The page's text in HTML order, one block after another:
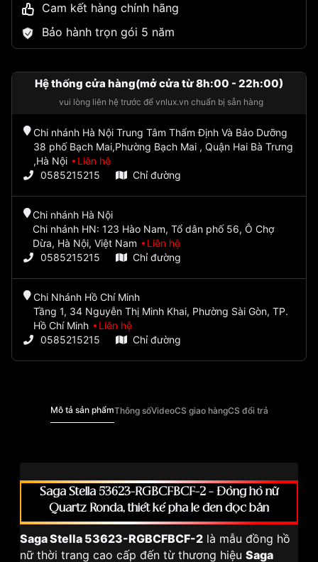
Cam kết hàng chính hãng
Bảo hành trọn gói 5 năm
Hệ thống cửa hàng(mở cửa từ 8h:00 - 22h:00)
vui lòng liên hệ trước để vnlux.vn chuẩn bị sẵn hàng
Chi nhánh Hà Nội Trung Tâm Thẩm Định Và Bảo Dưỡng
38 phố Bạch Mai,Phường Bạch Mai , Quận Hai Bà Trưng
,Hà Nội
Liên hệ
0585215215
Chỉ đường
Chi nhánh Hà Nội
Chi nhánh HN: 123 Hào Nam, Tổ dân phố 56, Ô Chợ
Dừa, Hà Nội, Việt Nam
Liên hệ
0585215215
Chỉ đường
Chi Nhánh Hồ Chí Minh
Tầng 1, 34 Nguyễn Thị Minh Khai, Phường Sài Gòn, TP.
Hồ Chí Minh
Liên hệ
0585215215
Chỉ đường
Mô tả sản phẩmThông sốVideoCS giao hàngCS đổi trả
Saga Stella 53623-RGBCFBCF-2 – Đồng hồ nữ
Quartz Ronda, thiết kế pha lê đen độc bản
Saga Stella 53623-RGBCFBCF-2 là mẫu đồng hồ
nữ thời trang cao cấp đến từ thương hiệu Saga